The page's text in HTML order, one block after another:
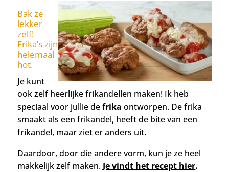
Bak ze
lekker
zelf!
Frika’s zijn
helemaal
hot.
Je kunt
ook zelf heerlijke frikandellen maken! Ik heb
speciaal voor jullie defrika ontworpen. De frika
smaakt als een frikandel, heeft de bite van een
frikandel, maar ziet er anders uit.
Daardoor, door die andere vorm, kun je ze heel
makkelijk zelf maken. Je vindt het recept hier.